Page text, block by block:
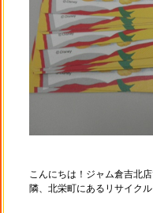
こんにちは！ジャム倉吉北
隣、北栄町にあるリサイクル